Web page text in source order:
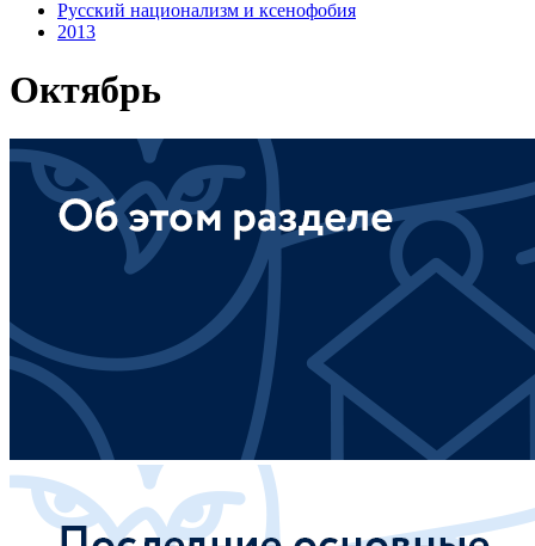
Русский национализм и ксенофобия
2013
Октябрь